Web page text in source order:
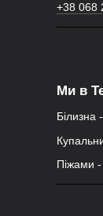
+38 068
Ми в
Білизна -
Піжами -